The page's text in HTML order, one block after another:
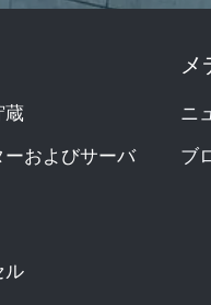
蔵
ーおよびサーバ
ル
メ
ニ
ブ